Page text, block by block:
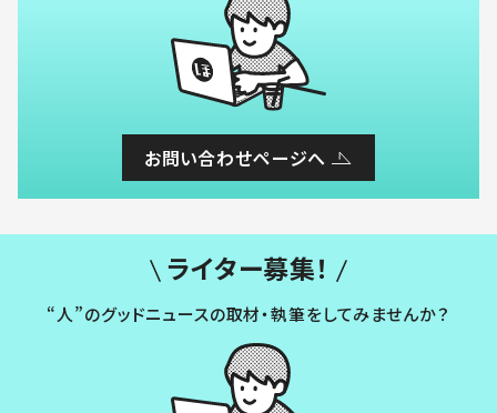
お問い合わせページへ
ライター募集！
“人”のグッドニュースの取材・執筆をしてみませんか？